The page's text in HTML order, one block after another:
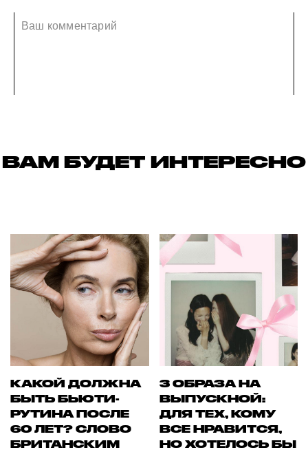
ВАМ БУДЕТ ИНТЕРЕСНО
КАКОЙ ДОЛЖНА
БЫТЬ БЬЮТИ-
РУТИНА ПОСЛЕ
60 ЛЕТ? СЛОВО
БРИТАНСКИМ
3 ОБРАЗА НА
ВЫПУСКНОЙ:
ДЛЯ ТЕХ, КОМУ
ВСЕ НРАВИТСЯ,
НО ХОТЕЛОСЬ БЫ